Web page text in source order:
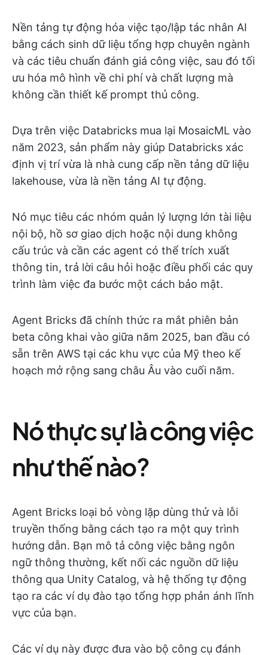
Nền tảng tự động hóa việc tạo/lập tác nhân AI
bằng cách sinh dữ liệu tổng hợp chuyên ngành
và các tiêu chuẩn đánh giá công việc, sau đó tối
ưu hóa mô hình về chi phí và chất lượng mà
không cần thiết kế prompt thủ công.
Dựa trên việc Databricks mua lại MosaicML vào
năm 2023, sản phẩm này giúp Databricks xác
định vị trí vừa là nhà cung cấp nền tảng dữ liệu
lakehouse, vừa là nền tảng AI tự động.
Nó mục tiêu các nhóm quản lý lượng lớn tài liệu
nội bộ, hồ sơ giao dịch hoặc nội dung không
cấu trúc và cần các agent có thể trích xuất
thông tin, trả lời câu hỏi hoặc điều phối các quy
trình làm việc đa bước một cách bảo mật.
Agent Bricks đã chính thức ra mắt phiên bản
beta công khai vào giữa năm 2025, ban đầu có
sẵn trên AWS tại các khu vực của Mỹ theo kế
hoạch mở rộng sang châu Âu vào cuối năm.
Nó thực sự là công việc
như thế nào?
Agent Bricks loại bỏ vòng lặp dùng thử và lỗi
truyền thống bằng cách tạo ra một quy trình
hướng dẫn. Bạn mô tả công việc bằng ngôn
ngữ thông thường, kết nối các nguồn dữ liệu
thông qua Unity Catalog, và hệ thống tự động
tạo ra các ví dụ đào tạo tổng hợp phản ánh lĩnh
vực của bạn.
Các ví dụ này được đưa vào bộ công cụ đánh